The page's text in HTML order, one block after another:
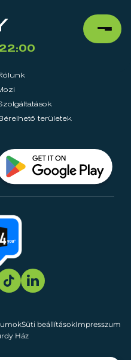
területek
Ház
Süti beállításokImpresszum